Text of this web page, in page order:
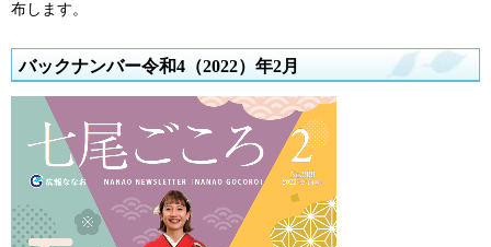
布します。
バックナンバー令和4（2022）年2月